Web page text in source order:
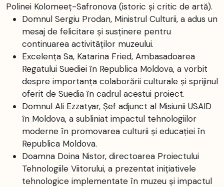
Polinei Kolomeeţ-Safronova (istoric și critic de artă).
Domnul Sergiu Prodan, Ministrul Culturii, a adus un
mesaj de felicitare și susținere pentru
continuarea activităților muzeului.
Excelența Sa, Katarina Fried, Ambasadoarea
Regatului Suediei în Republica Moldova, a vorbit
despre importanța colaborării culturale și sprijinul
oferit de Suedia în cadrul acestui proiect.
Domnul Ali Ezzatyar, Șef adjunct al Misiunii USAID
în Moldova, a subliniat impactul tehnologiilor
moderne în promovarea culturii și educației în
Republica Moldova.
Doamna Doina Nistor, directoarea Proiectului
Tehnologiile Viitorului, a prezentat inițiativele
tehnologice implementate în muzeu și impactul